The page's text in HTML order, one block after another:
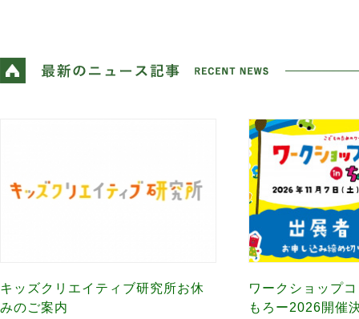
キッズクリエイティブ研究所お休
みのご案内
ワークショップ
もろー2026開催